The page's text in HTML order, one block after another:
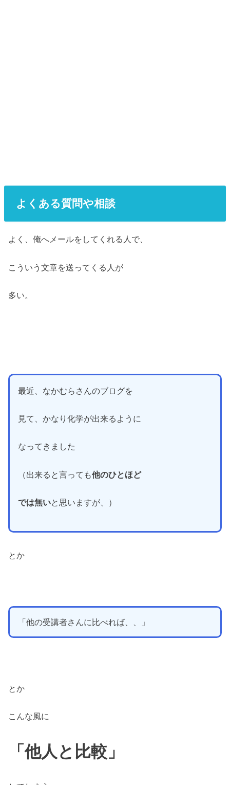
よくある質問や相談
よく、俺へメールをしてくれる人で、
こういう文章を送ってくる人が
多い。
最近、なかむらさんのブログを
見て、かなり化学が出来るように
なってきました
（出来ると言っても他のひとほど
では無いと思いますが、）
とか
「他の受講者さんに比べれば、、」
とか
こんな風に
「他人と比較」